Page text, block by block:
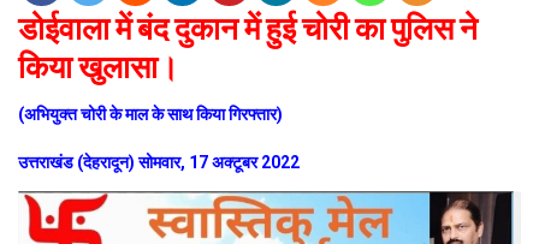
डोईवाला में बंद दुकान में हुई चोरी का पुलिस ने
किया खुलासा।
(अभियुक्त चोरी के माल के साथ किया गिरफ्तार)
उत्तराखंड (देहरादून) सोमवार, 17 अक्टूबर 2022